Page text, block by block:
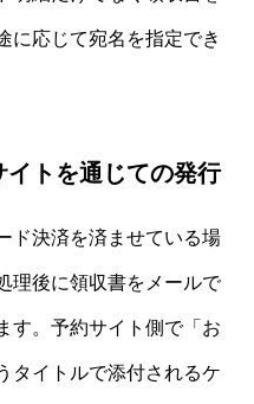
に応じて宛名を指定でき
トを通じての発行
ド決済を済ませている場
理後に領収書をメールで
す。予約サイト側で「お
タイトルで添付されるケ